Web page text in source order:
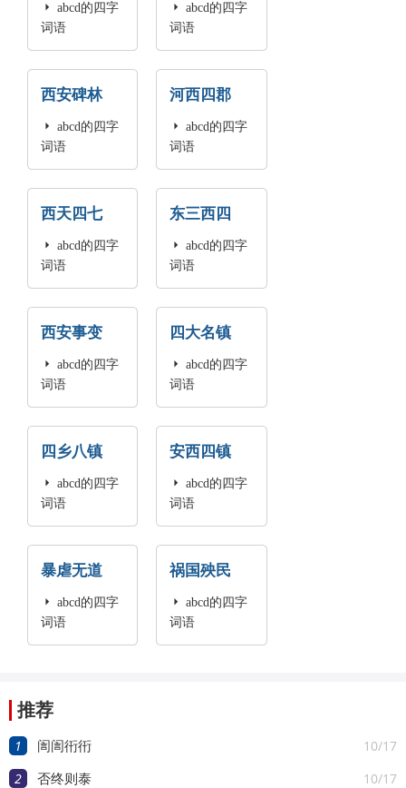

abcd的四字
词语

abcd的四字
词语
西安碑林

abcd的四字
词语
河西四郡

abcd的四字
词语
西天四七

abcd的四字
词语
东三西四

abcd的四字
词语
西安事变

abcd的四字
词语
四大名镇

abcd的四字
词语
四乡八镇

abcd的四字
词语
安西四镇

abcd的四字
词语
暴虐无道

abcd的四字
词语
祸国殃民

abcd的四字
词语
推荐
1 10/17
訚訚衎衎
2 10/17
否终则泰